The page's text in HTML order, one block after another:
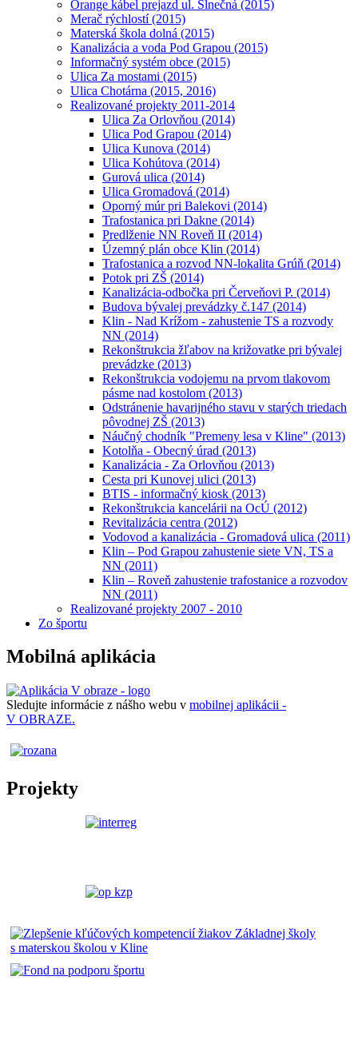
Orange kábel prejazd ul. Slnečná (2015)
Merač rýchlostí (2015)
Materská škola dolná (2015)
Kanalizácia a voda Pod Grapou (2015)
Informačný systém obce (2015)
Ulica Za mostami (2015)
Ulica Chotárna (2015, 2016)
Realizované projekty 2011-2014
Ulica Za Orlovňou (2014)
Ulica Pod Grapou (2014)
Ulica Kunova (2014)
Ulica Kohútova (2014)
Gurová ulica (2014)
Ulica Gromadová (2014)
Oporný múr pri Balekovi (2014)
Trafostanica pri Dakne (2014)
Predlženie NN Roveň II (2014)
Územný plán obce Klin (2014)
Trafostanica a rozvod NN-lokalita Grúň (2014)
Potok pri ZŠ (2014)
Kanalizácia-odbočka pri Červeňovi P. (2014)
Budova bývalej prevádzky č.147 (2014)
Klin - Nad Krížom - zahustenie TS a rozvody
NN (2014)
Rekonštrukcia žľabov na križovatke pri bývalej
prevádzke (2013)
Rekonštrukcia vodojemu na prvom tlakovom
pásme nad kostolom (2013)
Odstránenie havarijného stavu v starých triedach
pôvodnej ZŠ (2013)
Náučný chodník "Premeny lesa v Kline" (2013)
Kotolňa - Obecný úrad (2013)
Kanalizácia - Za Orlovňou (2013)
Cesta pri Kunovej ulici (2013)
BTIS - informačný kiosk (2013)
Rekonštrukcia kancelárii na OcÚ (2012)
Revitalizácia centra (2012)
Vodovod a kanalizácia - Gromadová ulica (2011)
Klin – Pod Grapou zahustenie siete VN, TS a
NN (2011)
Klin – Roveň zahustenie trafostanice a rozvodov
NN (2011)
Realizované projekty 2007 - 2010
Zo športu
Mobilná aplikácia
Sledujte informácie z nášho webu v mobilnej aplikácii -
V OBRAZE.
Projekty